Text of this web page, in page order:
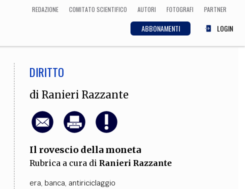
REDAZIONE COMITATO SCIENTIFICO AUTORI FOTOGRAFI PARTNER
ABBONAMENTI LOGIN
ECONOMIA
CULTURA
Arte, Cinema, Musica,
Letteratura
DIRITTO
di Ranieri Razzante
Il rovescio della moneta
Rubrica a cura di Ranieri Razzante
era, banca, antiriciclaggio